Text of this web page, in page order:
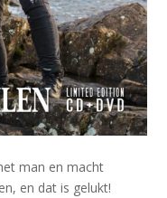
man en macht
en dat is gelukt!